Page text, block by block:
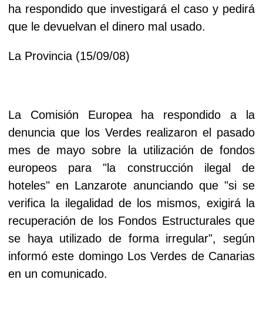
ha respondido que investigará el caso y pedirá
que le devuelvan el dinero mal usado.
La Provincia (15/09/08)
La Comisión Europea ha respondido a la
denuncia que los Verdes realizaron el pasado
mes de mayo sobre la utilización de fondos
europeos para "la construcción ilegal de
hoteles" en Lanzarote anunciando que "si se
verifica la ilegalidad de los mismos, exigirá la
recuperación de los Fondos Estructurales que
se haya utilizado de forma irregular", según
informó este domingo Los Verdes de Canarias
en un comunicado.